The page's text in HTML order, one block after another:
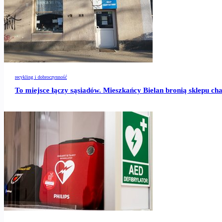
recykling i dobroczynność
To miejsce łączy sąsiadów. Mieszkańcy Bielan bronią sklepu